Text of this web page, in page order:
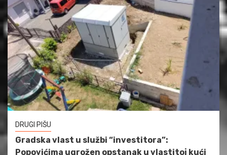
DRUGI PIŠU
Gradska vlast u službi “investitora”:
Popovićima ugrožen opstanak u vlastitoj kući